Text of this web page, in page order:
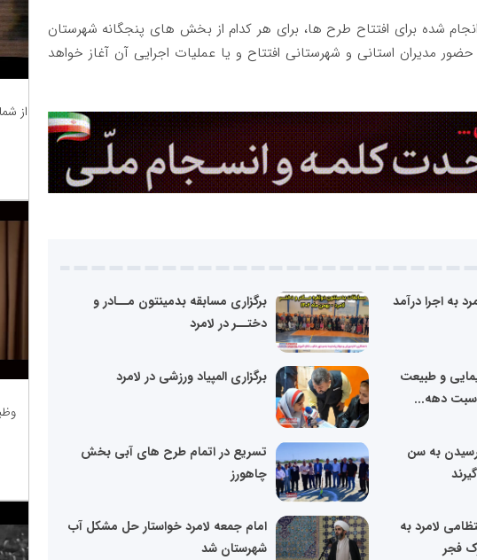
شده برای افتتاح طرح ها، برای هر کدام از بخش های پنجگانه شهرستان
مدیران استانی و شهرستانی افتتاح و یا عملیات اجرایی آن آغاز خواهد
به اجرا درآمد
برگزاری مسابقه بدمینتون‌ مــادر و
دختــر در لامرد
و طبیعت
دهه...
برگزاری المپیاد ورزشی در لامرد
رسیدن به سن
تسریع در اتمام طرح های آبی بخش
چاهورز
لامرد به
فجر
امام جمعه لامرد خواستار حل مشکل آب
شهرستان شد
از